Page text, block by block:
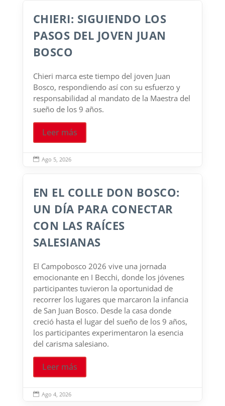
CHIERI: SIGUIENDO LOS
PASOS DEL JOVEN JUAN
BOSCO
Chieri marca este tiempo del joven Juan
Bosco, respondiendo así con su esfuerzo y
responsabilidad al mandato de la Maestra del
sueño de los 9 años.
Leer más
 Ago 5, 2026
EN EL COLLE DON BOSCO:
UN DÍA PARA CONECTAR
CON LAS RAÍCES
SALESIANAS
El Campobosco 2026 vive una jornada
emocionante en I Becchi, donde los jóvenes
participantes tuvieron la oportunidad de
recorrer los lugares que marcaron la infancia
de San Juan Bosco. Desde la casa donde
creció hasta el lugar del sueño de los 9 años,
los participantes experimentaron la esencia
del carisma salesiano.
Leer más
 Ago 4, 2026